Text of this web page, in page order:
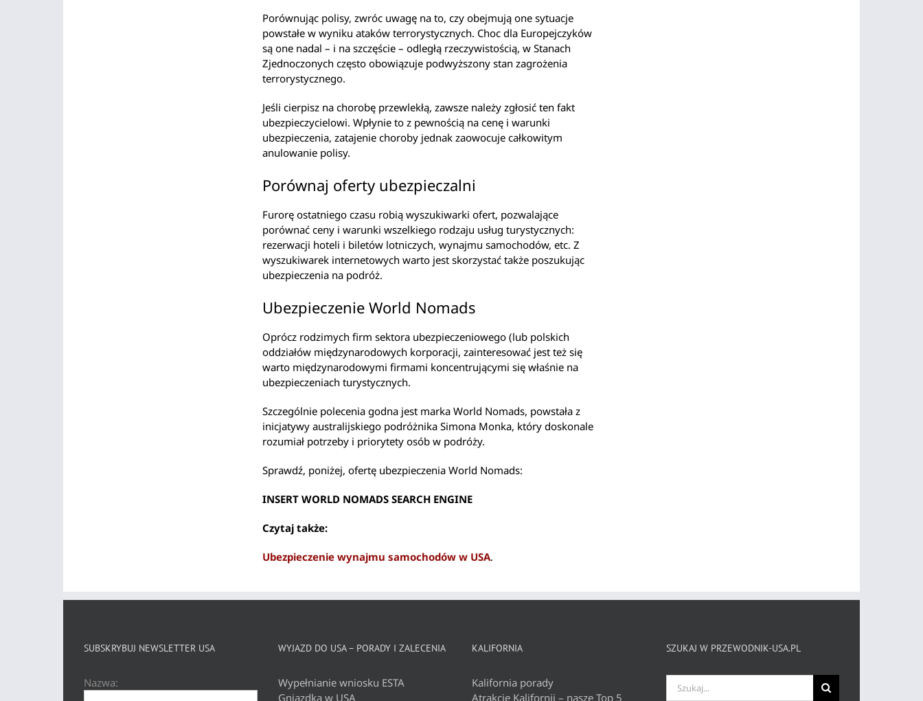
Porównując polisy, zwróc uwagę na to, czy obejmują one sytuacje
powstałe w wyniku ataków terrorystycznych. Choc dla Europejczyków
są one nadal – i na szczęście – odległą rzeczywistością, w Stanach
Zjednoczonych często obowiązuje podwyższony stan zagrożenia
terrorystycznego.
Jeśli cierpisz na chorobę przewlekłą, zawsze należy zgłosić ten fakt
ubezpieczycielowi. Wpłynie to z pewnością na cenę i warunki
ubezpieczenia, zatajenie choroby jednak zaowocuje całkowitym
anulowanie polisy.
Porównaj oferty ubezpieczalni
Furorę ostatniego czasu robią wyszukiwarki ofert, pozwalające
porównać ceny i warunki wszelkiego rodzaju usług turystycznych:
rezerwacji hoteli i biletów lotniczych, wynajmu samochodów, etc. Z
wyszukiwarek internetowych warto jest skorzystać także poszukując
ubezpieczenia na podróż.
Ubezpieczenie World Nomads
Oprócz rodzimych firm sektora ubezpieczeniowego (lub polskich
oddziałów międzynarodowych korporacji, zainteresować jest też się
warto międzynarodowymi firmami koncentrującymi się właśnie na
ubezpieczeniach turystycznych.
Szczególnie polecenia godna jest marka World Nomads, powstała z
inicjatywy australijskiego podróżnika Simona Monka, który doskonale
rozumiał potrzeby i priorytety osób w podróży.
Sprawdź, poniżej, ofertę ubezpieczenia World Nomads:
INSERT WORLD NOMADS SEARCH ENGINE
Czytaj także:
Ubezpieczenie wynajmu samochodów w USA.
SUBSKRYBUJ NEWSLETTER USA
Nazwa:
WYJAZD DO USA – PORADY I ZALECENIA
Wypełnianie wniosku ESTA
Gniazdka w USA
KALIFORNIA
Kalifornia porady
Atrakcje Kalifornii – nasze Top 5
SZUKAJ W PRZEWODNIK-USA.PL
Szukaj